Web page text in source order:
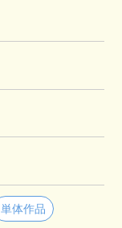
単体作品